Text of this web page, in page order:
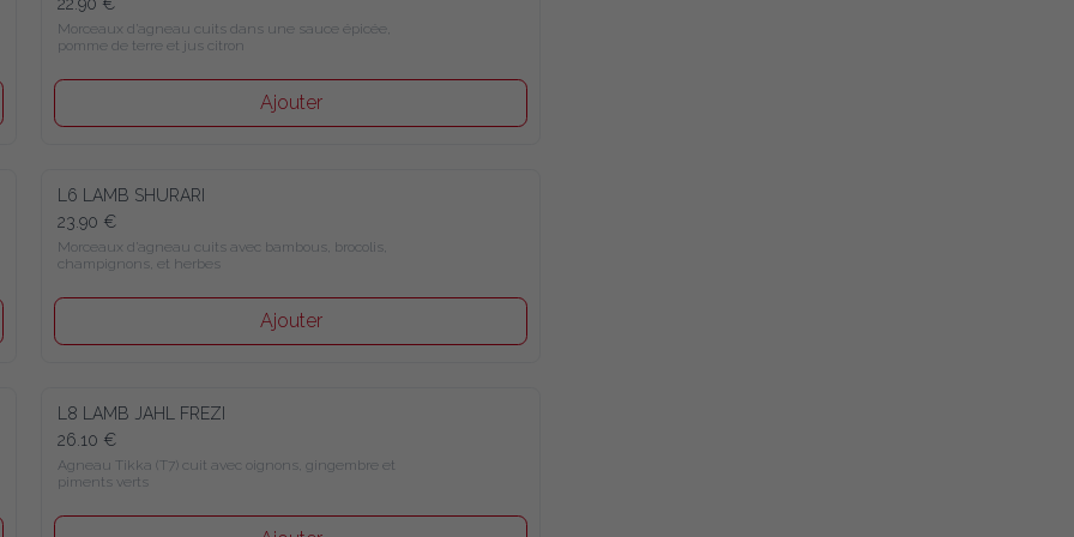
Morceaux d’agneau cuits dans une sauce épicée,
pomme de terre et jus citron
Ajouter
L6 LAMB SHURARI
23.90 €
Morceaux d’agneau cuits avec bambous, brocolis,
champignons, et herbes
Ajouter
L8 LAMB JAHL FREZI
26.10 €
Agneau Tikka (T7) cuit avec oignons, gingembre et
piments verts